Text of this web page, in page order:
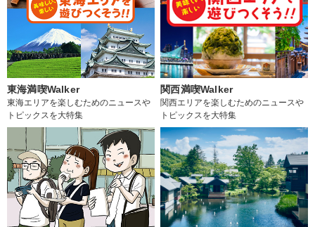
東海満喫Walker
東海エリアを楽しむためのニュースや
トピックスを大特集
関西満喫Walker
関西エリアを楽しむためのニュースや
トピックスを大特集